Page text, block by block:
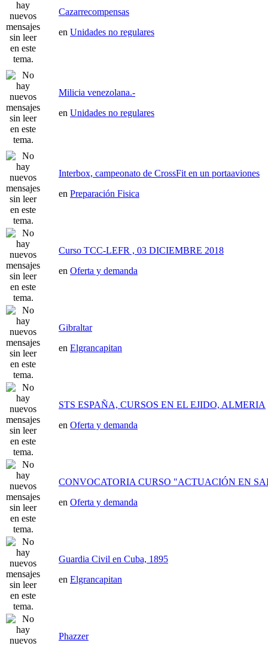
Cazarrecompensas
en Unidades no regulares
Milicia venezolana.-
en Unidades no regulares
Interbox, campeonato de CrossFit en un portaaviones
en Preparación Fisica
Curso TCC-LEFR , 03 DICIEMBRE 2018
en Oferta y demanda
Gibraltar
en Elgrancapitan
STS ESPAÑA, CURSOS EN EL EJIDO, ALMERIA
en Oferta y demanda
CONVOCATORIA CURSO "ACTUACIÓN EN
en Oferta y demanda
Guardia Civil en Cuba, 1895
en Elgrancapitan
Phazzer